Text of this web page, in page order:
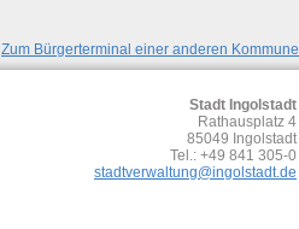
Zum Bürgerterminal einer anderen Kommune
Stadt Ingolstadt
Rathausplatz 4
85049 Ingolstadt
Tel.: +49 841 305-0
stadtverwaltung@ingolstadt.de